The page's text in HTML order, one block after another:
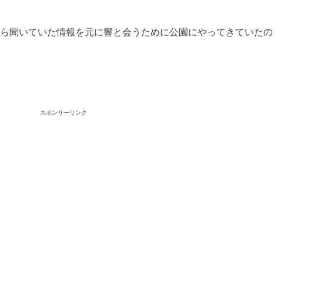
聞いていた情報を元に響と会うために公園にやってきていたの
スポンサーリンク